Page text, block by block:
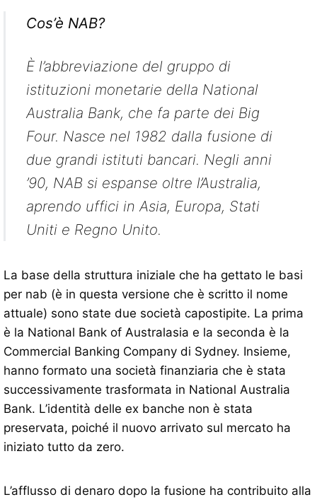
Cos’è NAB?
È l’abbreviazione del gruppo di
istituzioni monetarie della National
Australia Bank, che fa parte dei Big
Four. Nasce nel 1982 dalla fusione di
due grandi istituti bancari. Negli anni
’90, NAB si espanse oltre l’Australia,
aprendo uffici in Asia, Europa, Stati
Uniti e Regno Unito.
La base della struttura iniziale che ha gettato le basi
per nab (è in questa versione che è scritto il nome
attuale) sono state due società capostipite. La prima
è la National Bank of Australasia e la seconda è la
Commercial Banking Company di Sydney. Insieme,
hanno formato una società finanziaria che è stata
successivamente trasformata in National Australia
Bank. L’identità delle ex banche non è stata
preservata, poiché il nuovo arrivato sul mercato ha
iniziato tutto da zero.
L’afflusso di denaro dopo la fusione ha contribuito alla